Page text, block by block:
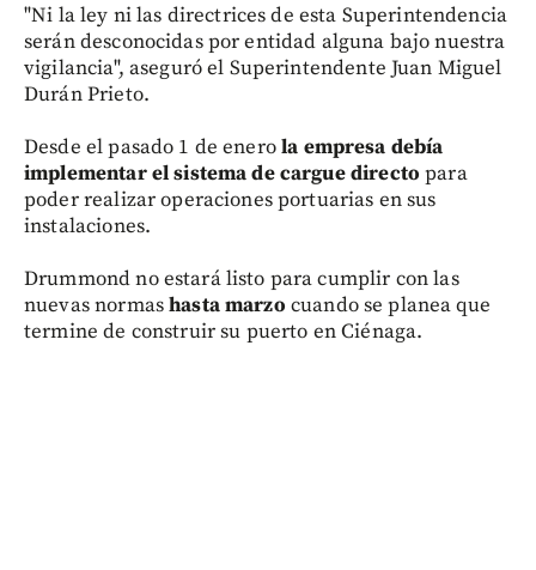
"Ni la ley ni las directrices de esta Superintendencia
serán desconocidas por entidad alguna bajo nuestra
vigilancia", aseguró el Superintendente Juan Miguel
Durán Prieto.
Desde el pasado 1 de enerola empresa debía
implementar el sistema de cargue directo para
poder realizar operaciones portuarias en sus
instalaciones.
Drummond no estará listo para cumplir con las
nuevas normashasta marzo cuando se planea que
termine de construir su puerto en Ciénaga.